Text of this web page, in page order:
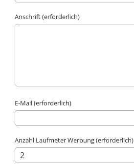
Anschrift (erforderlich)
E-Mail (erforderlich)
Anzahl Laufmeter Werbung (erforderlich)